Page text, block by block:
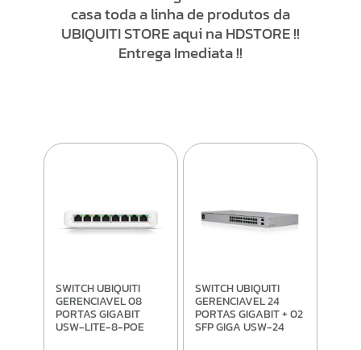
casa toda a linha de produtos da
UBIQUITI STORE aqui na HDSTORE !!
Entrega Imediata !!
SWITCH UBIQUITI
GERENCIAVEL 08
PORTAS GIGABIT
USW-LITE-8-POE
SWITCH UBIQUITI
GERENCIAVEL 24
PORTAS GIGABIT + 02
SFP GIGA USW-24